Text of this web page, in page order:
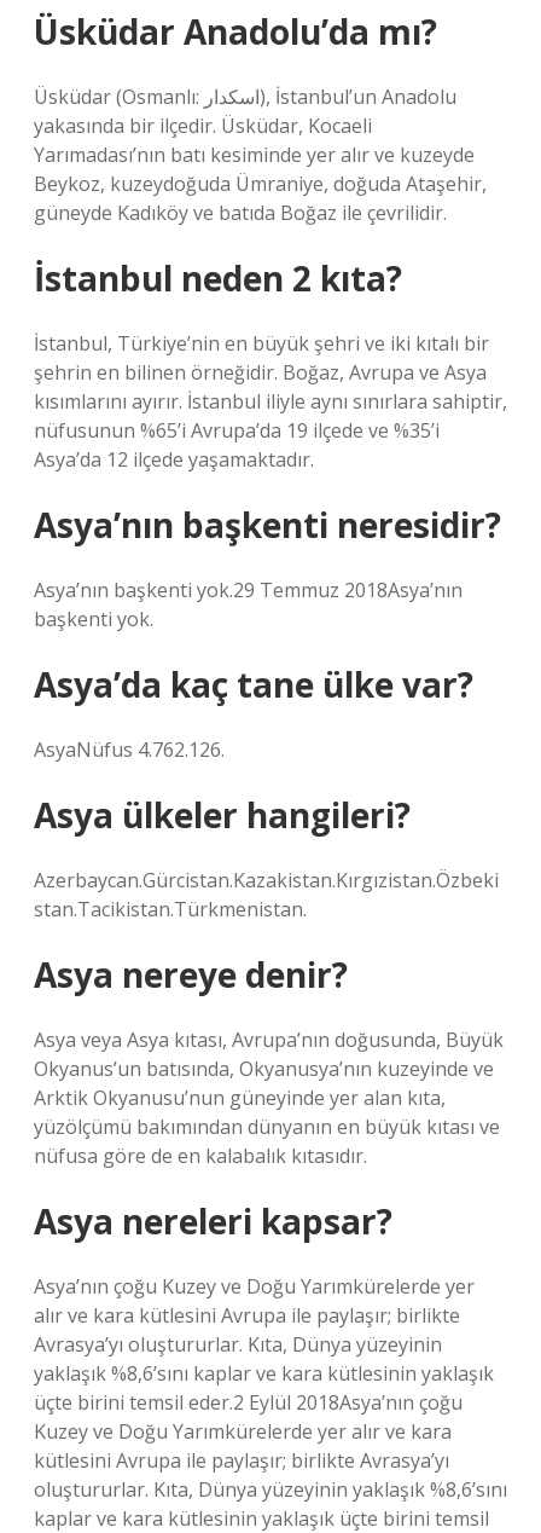
Üsküdar Anadolu’da mı?
Üsküdar (Osmanlı: اسكدار), İstanbul’un Anadolu
yakasında bir ilçedir. Üsküdar, Kocaeli
Yarımadası’nın batı kesiminde yer alır ve kuzeyde
Beykoz, kuzeydoğuda Ümraniye, doğuda Ataşehir,
güneyde Kadıköy ve batıda Boğaz ile çevrilidir.
İstanbul neden 2 kıta?
İstanbul, Türkiye’nin en büyük şehri ve iki kıtalı bir
şehrin en bilinen örneğidir. Boğaz, Avrupa ve Asya
kısımlarını ayırır. İstanbul iliyle aynı sınırlara sahiptir,
nüfusunun %65’i Avrupa’da 19 ilçede ve %35’i
Asya’da 12 ilçede yaşamaktadır.
Asya’nın başkenti neresidir?
Asya’nın başkenti yok.29 Temmuz 2018Asya’nın
başkenti yok.
Asya’da kaç tane ülke var?
AsyaNüfus 4.762.126.
Asya ülkeler hangileri?
Azerbaycan.Gürcistan.Kazakistan.Kırgızistan.Özbeki
stan.Tacikistan.Türkmenistan.
Asya nereye denir?
Asya veya Asya kıtası, Avrupa’nın doğusunda, Büyük
Okyanus’un batısında, Okyanusya’nın kuzeyinde ve
Arktik Okyanusu’nun güneyinde yer alan kıta,
yüzölçümü bakımından dünyanın en büyük kıtası ve
nüfusa göre de en kalabalık kıtasıdır.
Asya nereleri kapsar?
Asya’nın çoğu Kuzey ve Doğu Yarımkürelerde yer
alır ve kara kütlesini Avrupa ile paylaşır; birlikte
Avrasya’yı oluştururlar. Kıta, Dünya yüzeyinin
yaklaşık %8,6’sını kaplar ve kara kütlesinin yaklaşık
üçte birini temsil eder.2 Eylül 2018Asya’nın çoğu
Kuzey ve Doğu Yarımkürelerde yer alır ve kara
kütlesini Avrupa ile paylaşır; birlikte Avrasya’yı
oluştururlar. Kıta, Dünya yüzeyinin yaklaşık %8,6’sını
kaplar ve kara kütlesinin yaklaşık üçte birini temsil